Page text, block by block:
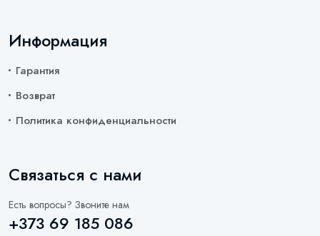
Информация
Гарантия
Возврат
Политика конфиденциальности
Связаться с нами
Есть вопросы? Звоните нам
+373 69 185 086